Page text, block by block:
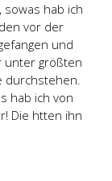
sowas hab ich
vor der
und
unter größten
durchstehen.
hab ich von
Die htten ihn